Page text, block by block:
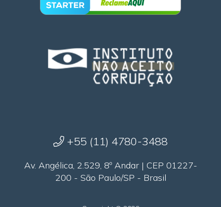
+55 (11) 4780-3488
Av. Angélica, 2.529, 8º Andar | CEP 01227-
200 - São Paulo/SP - Brasil